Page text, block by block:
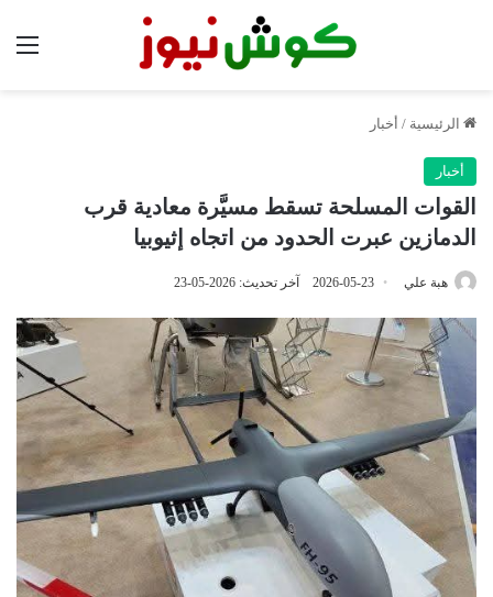
الرئيسية / أخبار
أخبار
القوات المسلحة تسقط مسيَّرة معادية قرب
الدمازين عبرت الحدود من اتجاه إثيوبيا
هبة علي 2026-05-23 آخر تحديث: 2026-05-23